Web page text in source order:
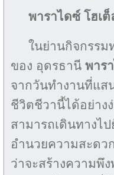
พาราไดซ์ โฮเ
ในย่านกิจกรร
ของ อุดรธานี พาร
จากวันทำงานที่แส
ชีวิตชีวานี้ได้อย่าง
สามารถเดินทางไ
อำนวยความสะดว
ว่าจะสร้างความพึ